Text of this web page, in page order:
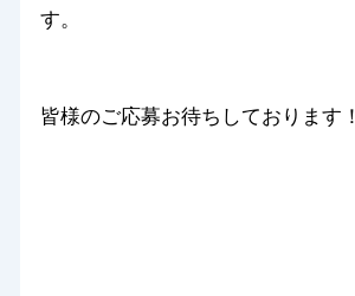
す。
皆様のご応募お待ちしております！